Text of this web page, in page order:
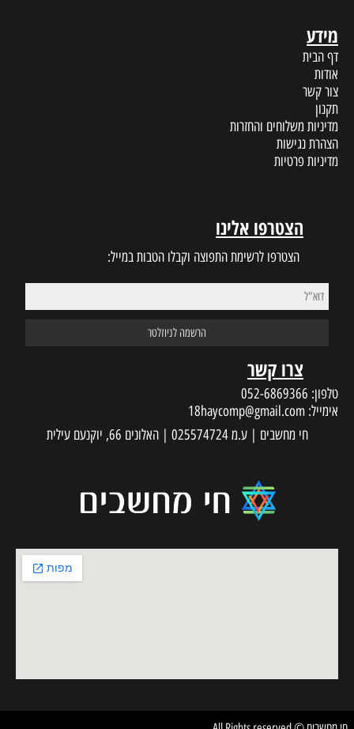
מידע
דף הבית
אודות
צור קשר
תקנון
מדיניות משלוחים והחזרות
הצהרת נגישות
מדיניות פרטיות
הצטרפו אלינו
הצטרפו לרשימת התפוצה וקבלו הטבות במייל:
צרו קשר
טלפון: 052-6869366
אימייל: 18haycomp@gmail.com
חי מחשבים | ע.מ 025574724 | האלונים 66, יוקנעם עילית